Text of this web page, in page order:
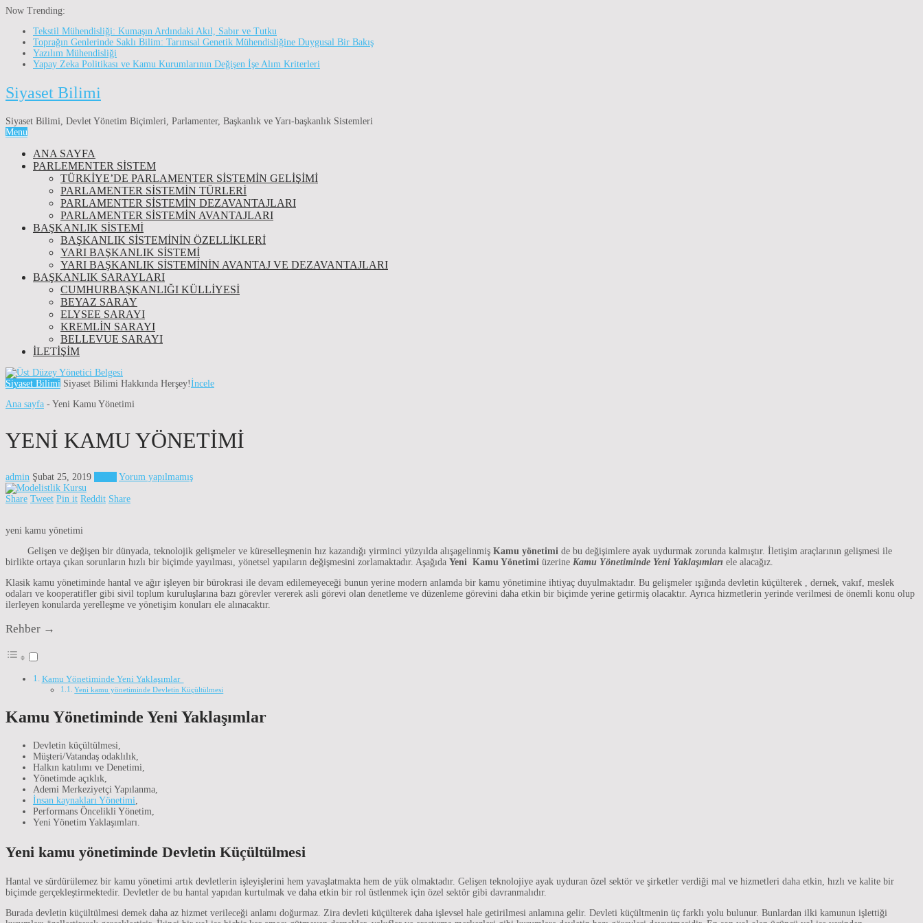
Now Trending:
Tekstil Mühendisliği: Kumaşın Ardındaki Akıl, Sabır ve Tutku
Toprağın Genlerinde Saklı Bilim: Tarımsal Genetik Mühendisliğine Duygusal Bir Bakış
Yazılım Mühendisliği
Yapay Zeka Politikası ve Kamu Kurumlarının Değişen İşe Alım Kriterleri
Siyaset Bilimi
Siyaset Bilimi, Devlet Yönetim Biçimleri, Parlamenter, Başkanlık ve Yarı-başkanlık Sistemleri
Menu
ANA SAYFA
PARLEMENTER SİSTEM
TÜRKIYE’DE PARLAMENTER SISTEMIN GELIŞIMI
PARLAMENTER SİSTEMİN TÜRLERİ
PARLAMENTER SİSTEMİN DEZAVANTAJLARI
PARLAMENTER SİSTEMİN AVANTAJLARI
BAŞKANLIK SİSTEMİ
BAŞKANLIK SISTEMININ ÖZELLIKLERI
YARI BAŞKANLIK SISTEMI
YARI BAŞKANLIK SISTEMININ AVANTAJ VE DEZAVANTAJLARI
BAŞKANLIK SARAYLARI
CUMHURBAŞKANLIĞI KÜLLİYESİ
BEYAZ SARAY
ELYSEE SARAYI
KREMLIN SARAYI
BELLEVUE SARAYI
İLETIŞIM
Siyaset Bilimi Siyaset Bilimi Hakkında Herşey!İncele
Ana sayfa - Yeni Kamu Yönetimi
YENI KAMU YÖNETIMI
admin Şubat 25, 2019 Yorum yapılmamış
Share Tweet Pin it Reddit Share
yeni kamu yönetimi
Gelişen ve değişen bir dünyada, teknolojik gelişmeler ve küreselleşmenin hız kazandığı yirminci yüzyılda alışagelinmiş Kamu yönetimi de bu değişimlere ayak uydurmak zorunda kalmıştır. İletişim araçlarının gelişmesi ile
birlikte ortaya çıkan sorunların hızlı bir biçimde yayılması, yönetsel yapıların değişmesini zorlamaktadır. Aşağıda Yeni Kamu Yönetimi üzerine Kamu Yönetiminde Yeni Yaklaşımları ele alacağız.
Klasik kamu yönetiminde hantal ve ağır işleyen bir bürokrasi ile devam edilemeyeceği bunun yerine modern anlamda bir kamu yönetimine ihtiyaç duyulmaktadır. Bu gelişmeler ışığında devletin küçülterek , dernek, vakıf, meslek
odaları ve kooperatifler gibi sivil toplum kuruluşlarına bazı görevler vererek asli görevi olan denetleme ve düzenleme görevini daha etkin bir biçimde yerine getirmiş olacaktır. Ayrıca hizmetlerin yerinde verilmesi de önemli konu olup
ilerleyen konularda yerelleşme ve yönetişim konuları ele alınacaktır.
Rehber →
Kamu Yönetiminde Yeni Yaklaşımlar
Yeni kamu yönetiminde Devletin Küçültülmesi
Kamu Yönetiminde Yeni Yaklaşımlar
Devletin küçültülmesi,
Müşteri/Vatandaş odaklılık,
Halkın katılımı ve Denetimi,
Yönetimde açıklık,
Ademi Merkeziyetçi Yapılanma,
İnsan kaynakları Yönetimi,
Performans Öncelikli Yönetim,
Yeni Yönetim Yaklaşımları.
Yeni kamu yönetiminde Devletin Küçültülmesi
Hantal ve sürdürülemez bir kamu yönetimi artık devletlerin işleyişlerini hem yavaşlatmakta hem de yük olmaktadır. Gelişen teknolojiye ayak uyduran özel sektör ve şirketler verdiği mal ve hizmetleri daha etkin, hızlı ve kalite bir
biçimde gerçekleştirmektedir. Devletler de bu hantal yapıdan kurtulmak ve daha etkin bir rol üstlenmek için özel sektör gibi davranmalıdır.
Burada devletin küçültülmesi demek daha az hizmet verileceği anlamı doğurmaz. Zira devleti küçülterek daha işlevsel hale getirilmesi anlamına gelir. Devleti küçültmenin üç farklı yolu bulunur. Bunlardan ilki kamunun işlettiği